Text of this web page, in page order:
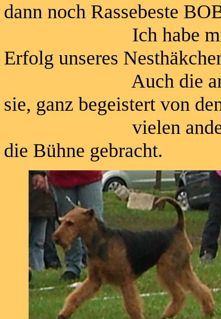
dann noch Rassebeste
Ich habe mich
Erfolg unseres
Auch die
sie, ganz begeistert
vielen anderen
die Bühne gebracht.